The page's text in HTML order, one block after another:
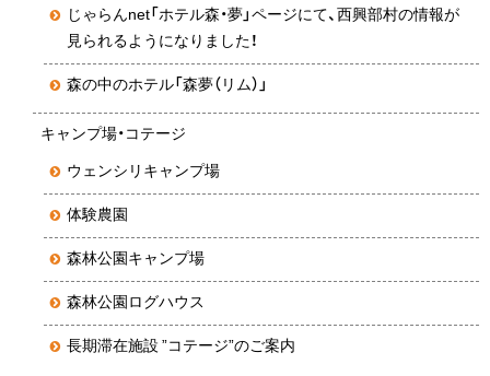
じゃらんnet「ホテル森・夢」ページにて、西興部村の情報が
見られるようになりました！
森の中のホテル「森夢（リム）」
キャンプ場・コテージ
ウェンシリキャンプ場
体験農園
森林公園キャンプ場
森林公園ログハウス
長期滞在施設 ”コテージ”のご案内